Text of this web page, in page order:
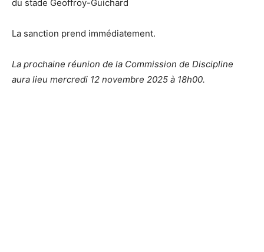
du stade Geoffroy-Guichard
La sanction prend immédiatement.
La prochaine réunion de la Commission de Discipline
aura lieu mercredi 12 novembre 2025 à 18h00.